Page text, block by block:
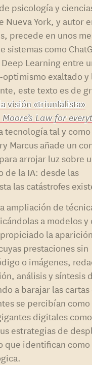
psicología y
Nueva York, y autor
precede en unos
como
Learning entre
exaltado y
este texto es de
visión «triunfalista»
Moore’s Law for
tecnología tal y
Marcus añade un
arrojar luz sobre
de la IA: desde las
las catástrofes
ampliación de
a modelos
la
prestaciones sin
o imágenes,
análisis y síntesis
a barajar las cartas
se percibían como
digitales
estrategias de
que identifican como